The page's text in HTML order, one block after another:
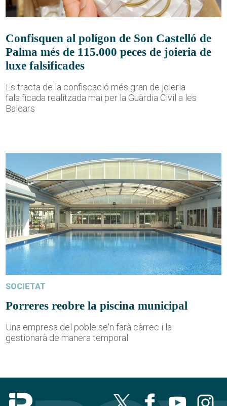
Confisquen al polígon de Son Castelló de
Palma més de 115.000 peces de joieria de
luxe falsificades
Es tracta de la confiscació més gran de joieria
falsificada realitzada mai per la Guàrdia Civil a les
Balears
SOCIETAT
Porreres reobre la piscina municipal
Una empresa del poble se'n farà càrrec i la
gestionarà de manera temporal